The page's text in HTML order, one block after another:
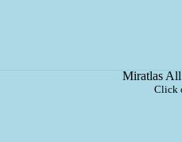
Miratlas
Click